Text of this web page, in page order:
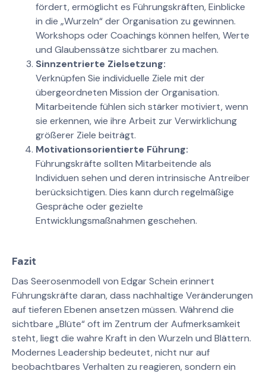
fördert, ermöglicht es Führungskräften, Einblicke
in die „Wurzeln“ der Organisation zu gewinnen.
Workshops oder Coachings können helfen, Werte
und Glaubenssätze sichtbarer zu machen.
Sinnzentrierte Zielsetzung:
Verknüpfen Sie individuelle Ziele mit der
übergeordneten Mission der Organisation.
Mitarbeitende fühlen sich stärker motiviert, wenn
sie erkennen, wie ihre Arbeit zur Verwirklichung
größerer Ziele beiträgt.
Motivationsorientierte Führung:
Führungskräfte sollten Mitarbeitende als
Individuen sehen und deren intrinsische Antreiber
berücksichtigen. Dies kann durch regelmäßige
Gespräche oder gezielte
Entwicklungsmaßnahmen geschehen.
Fazit
Das Seerosenmodell von Edgar Schein erinnert
Führungskräfte daran, dass nachhaltige Veränderungen
auf tieferen Ebenen ansetzen müssen. Während die
sichtbare „Blüte“ oft im Zentrum der Aufmerksamkeit
steht, liegt die wahre Kraft in den Wurzeln und Blättern.
Modernes Leadership bedeutet, nicht nur auf
beobachtbares Verhalten zu reagieren, sondern ein